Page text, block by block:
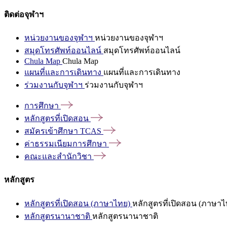
ติดต่อจุฬาฯ
หน่วยงานของจุฬาฯ หน่วยงานของจุฬาฯ
สมุดโทรศัพท์ออนไลน์ สมุดโทรศัพท์ออนไลน์
Chula Map Chula Map
แผนที่และการเดินทาง แผนที่และการเดินทาง
ร่วมงานกับจุฬาฯ ร่วมงานกับจุฬาฯ
การศึกษา
หลักสูตรที่เปิดสอน
สมัครเข้าศึกษา TCAS
ค่าธรรมเนียมการศึกษา
คณะและสำนักวิชา
หลักสูตร
หลักสูตรที่เปิดสอน (ภาษาไทย) หลักสูตรที่เปิดสอน (ภาษาไ
หลักสูตรนานาชาติ หลักสูตรนานาชาติ